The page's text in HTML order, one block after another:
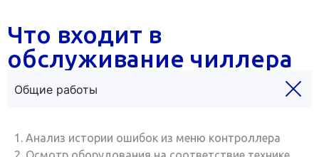
Что входит в
обслуживание чиллера
Общие работы
1. Анализ истории ошибок из меню контроллера